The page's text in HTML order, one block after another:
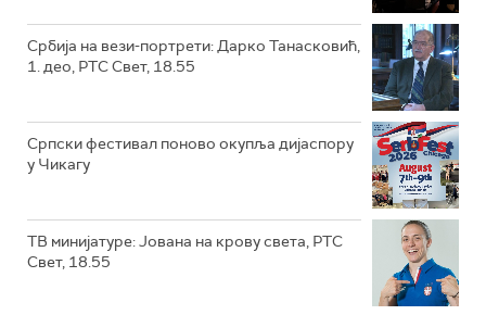
Србија на вези-портрети: Дарко Танасковић,
1. део, РТС Свет, 18.55
Српски фестивал поново окупља дијаспору
у Чикагу
ТВ минијатуре: Јована на крову света, РТС
Свет, 18.55